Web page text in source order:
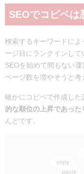
SEOでコピペは
検索するキーワードに
ージ目にランクインし
SEOを始めて間もない
ページ数を増やそうと考
確かにコピペで作成した
的な順位の上昇であっ
んどです。